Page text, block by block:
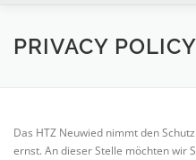
HOME EINE
PRIVACY POLICY
Das HTZ Neuwied nimmt den
ernst. An dieser Stelle möchten wir